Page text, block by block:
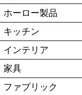
ホーロー製品
キッチン
インテリア
家具
ファブリック